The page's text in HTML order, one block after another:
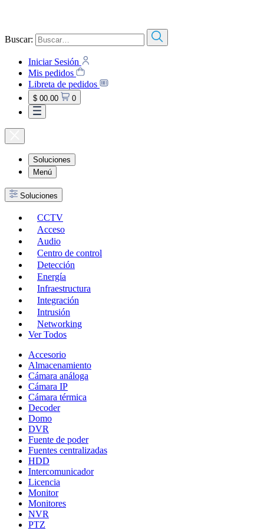
Buscar:
Iniciar Sesión
Mis pedidos
Libreta de pedidos
$ 00.00 0
Soluciones
Menú
Soluciones
CCTV
Acceso
Audio
Centro de control
Detección
Energía
Infraestructura
Integración
Intrusión
Networking
Ver Todos
Accesorio
Almacenamiento
Cámara análoga
Cámara IP
Cámara térmica
Decoder
Domo
DVR
Fuente de poder
Fuentes centralizadas
HDD
Intercomunicador
Licencia
Monitor
Monitores
NVR
PTZ